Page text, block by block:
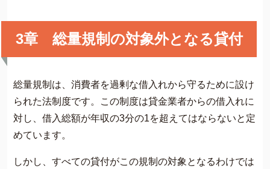
3章 総量規制の対象外となる貸付
総量規制は、消費者を過剰な借入れから守るために設け
られた法制度です。この制度は貸金業者からの借入れに
対し、借入総額が年収の3分の1を超えてはならないと定
めています。
しかし、すべての貸付がこの規制の対象となるわけでは